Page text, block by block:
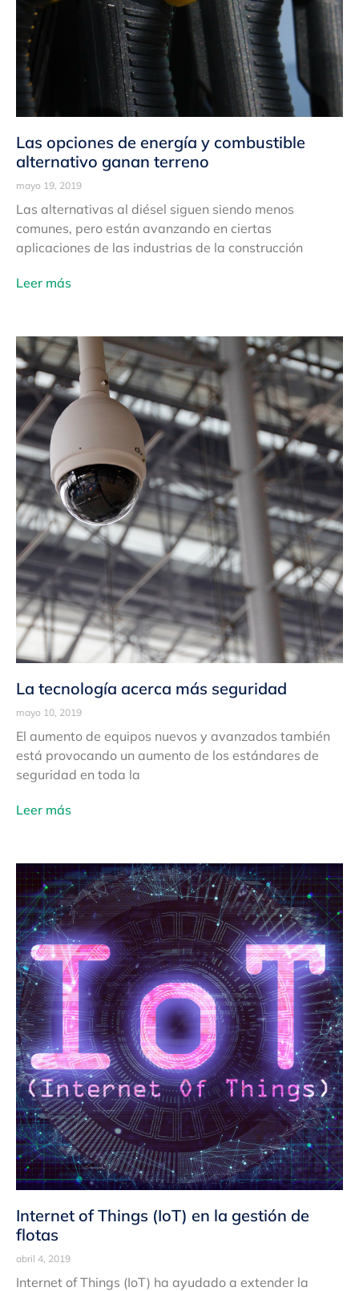
Las opciones de energía y combustible
alternativo ganan terreno
mayo 19, 2019
Las alternativas al diésel siguen siendo menos
comunes, pero están avanzando en ciertas
aplicaciones de las industrias de la construcción
Leer más
La tecnología acerca más seguridad
mayo 10, 2019
El aumento de equipos nuevos y avanzados también
está provocando un aumento de los estándares de
seguridad en toda la
Leer más
Internet of Things (IoT) en la gestión de
flotas
abril 4, 2019
Internet of Things (IoT) ha ayudado a extender la